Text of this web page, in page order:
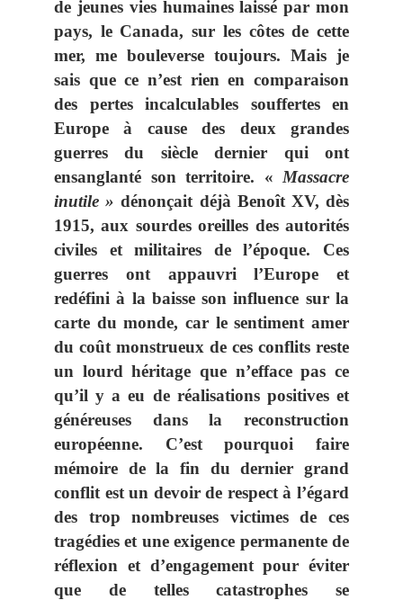
de jeunes vies humaines laissé par mon
pays, le Canada, sur les côtes de cette
mer, me bouleverse toujours. Mais je
sais que ce n’est rien en comparaison
des pertes incalculables souffertes en
Europe à cause des deux grandes
guerres du siècle dernier qui ont
ensanglanté son territoire. « Massacre
inutile » dénonçait déjà Benoît XV, dès
1915, aux sourdes oreilles des autorités
civiles et militaires de l’époque. Ces
guerres ont appauvri l’Europe et
redéfini à la baisse son influence sur la
carte du monde, car le sentiment amer
du coût monstrueux de ces conflits reste
un lourd héritage que n’efface pas ce
qu’il y a eu de réalisations positives et
généreuses dans la reconstruction
européenne. C’est pourquoi faire
mémoire de la fin du dernier grand
conflit est un devoir de respect à l’égard
des trop nombreuses victimes de ces
tragédies et une exigence permanente de
réflexion et d’engagement pour éviter
que de telles catastrophes se